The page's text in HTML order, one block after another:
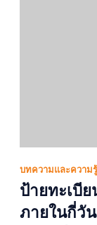
บทความและความรู้
ป้ายทะเบี
ภายในกี่วัน